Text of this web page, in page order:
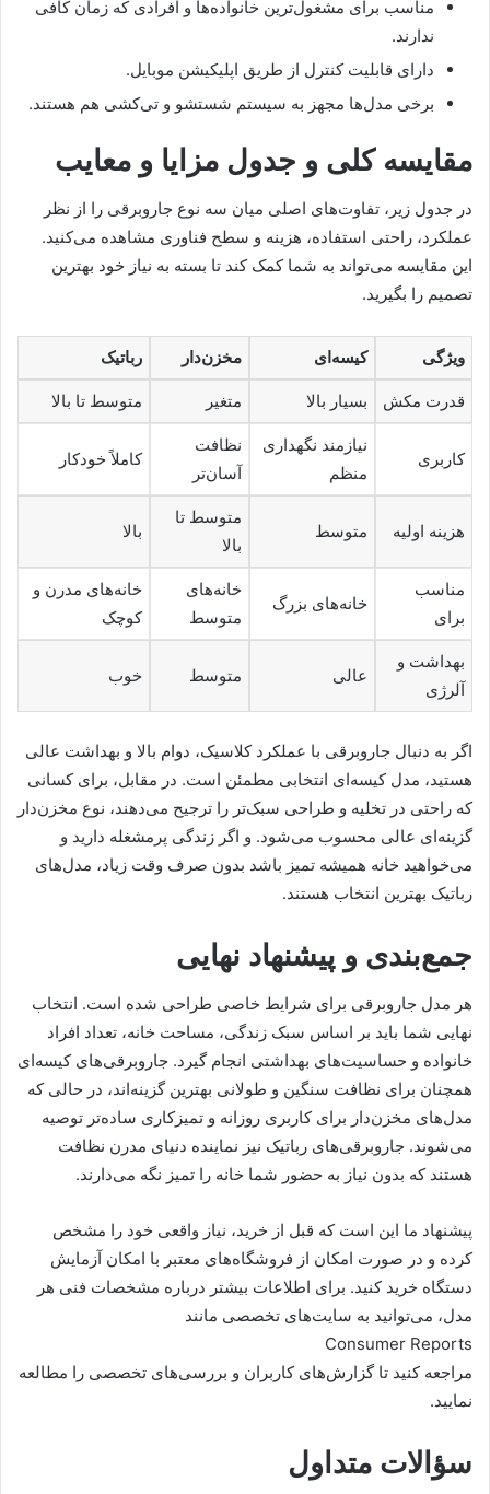
مناسب برای مشغول‌ترین خانواده‌ها و افرادی که زمان کافی
ندارند.
دارای قابلیت کنترل از طریق اپلیکیشن موبایل.
برخی مدل‌ها مجهز به سیستم شستشو و تی‌کشی هم هستند.
مقایسه کلی و جدول مزایا و معایب
در جدول زیر، تفاوت‌های اصلی میان سه نوع جاروبرقی را از نظر
عملکرد، راحتی استفاده، هزینه و سطح فناوری مشاهده می‌کنید.
این مقایسه می‌تواند به شما کمک کند تا بسته به نیاز خود بهترین
تصمیم را بگیرید.
ویژگی کیسه‌ای مخزن‌دار رباتیک
قدرت مکش بسیار بالا متغیر متوسط تا بالا
کاربری
نیازمند نگهداری
منظم
نظافت
آسان‌تر
کاملاً خودکار
هزینه اولیه متوسط
متوسط تا
بالا
بالا
مناسب
برای
خانه‌های بزرگ
خانه‌های
متوسط
خانه‌های مدرن و
کوچک
بهداشت و
آلرژی
عالی متوسط خوب
اگر به دنبال جاروبرقی با عملکرد کلاسیک، دوام بالا و بهداشت عالی
هستید، مدل کیسه‌ای انتخابی مطمئن است. در مقابل، برای کسانی
که راحتی در تخلیه و طراحی سبک‌تر را ترجیح می‌دهند، نوع مخزن‌دار
گزینه‌ای عالی محسوب می‌شود. و اگر زندگی پرمشغله دارید و
می‌خواهید خانه همیشه تمیز باشد بدون صرف وقت زیاد، مدل‌های
رباتیک بهترین انتخاب هستند.
جمع‌بندی و پیشنهاد نهایی
هر مدل جاروبرقی برای شرایط خاصی طراحی شده است. انتخاب
نهایی شما باید بر اساس سبک زندگی، مساحت خانه، تعداد افراد
خانواده و حساسیت‌های بهداشتی انجام گیرد. جاروبرقی‌های کیسه‌ای
همچنان برای نظافت سنگین و طولانی بهترین گزینه‌اند، در حالی که
مدل‌های مخزن‌دار برای کاربری روزانه و تمیزکاری ساده‌تر توصیه
می‌شوند. جاروبرقی‌های رباتیک نیز نماینده دنیای مدرن نظافت
هستند که بدون نیاز به حضور شما خانه را تمیز نگه می‌دارند.
پیشنهاد ما این است که قبل از خرید، نیاز واقعی خود را مشخص
کرده و در صورت امکان از فروشگاه‌های معتبر با امکان آزمایش
دستگاه خرید کنید. برای اطلاعات بیشتر درباره مشخصات فنی هر
مدل، می‌توانید به سایت‌های تخصصی مانند
Consumer Reports
مراجعه کنید تا گزارش‌های کاربران و بررسی‌های تخصصی را مطالعه
نمایید.
سؤالات متداول